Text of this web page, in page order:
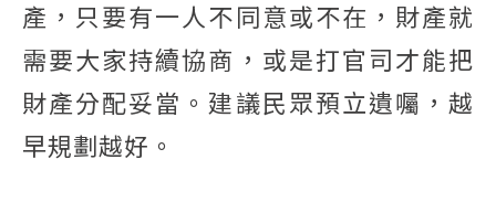
產，只要有一人不同意或不在，財產就
需要大家持續協商，或是打官司才能把
財產分配妥當。建議民眾預立遺囑，越
早規劃越好。